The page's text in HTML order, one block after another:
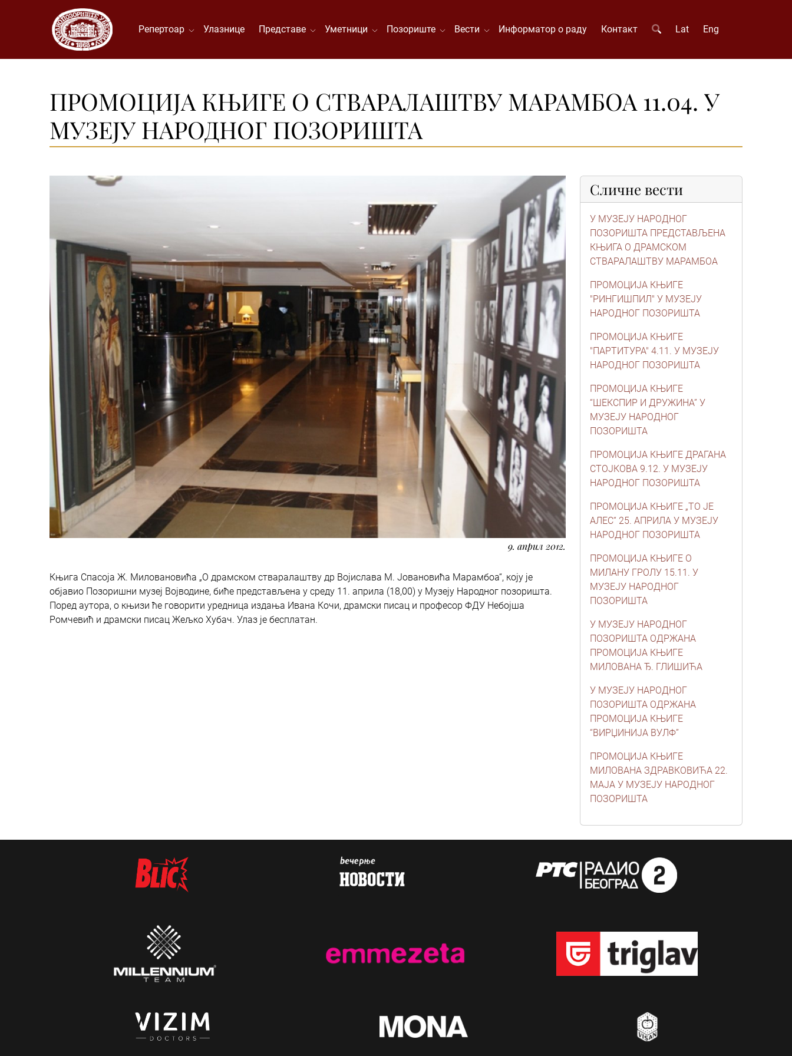
Репертоар Улазнице Представе Уметници Позориште Вести Информатор о раду Контакт Lat Eng
ПРОМОЦИЈА КЊИГЕ О СТВАРАЛАШТВУ МАРАМБОА 11.04. У
МУЗЕЈУ НАРОДНОГ ПОЗОРИШТА
9. април 2012.
Књига Спасоја Ж. Миловановића „О драмском стваралаштву др Војислава М. Јовановића Марамбоа“, коју је
објавио Позоришни музеј Војводине, биће представљена у среду 11. априла (18,00) у Музеју Народног позоришта.
Поред аутора, о књизи ће говорити уредница издања Ивана Кочи, драмски писац и професор ФДУ Небојша
Ромчевић и драмски писац Жељко Хубач. Улаз је бесплатан.
Сличне вести
У МУЗЕЈУ НАРОДНОГ
ПОЗОРИШТА ПРЕДСТАВЉЕНА
КЊИГА О ДРАМСКОМ
СТВАРАЛАШТВУ МАРАМБОА
ПРОМОЦИЈА КЊИГЕ
"РИНГИШПИЛ" У МУЗЕЈУ
НАРОДНОГ ПОЗОРИШТА
ПРОМОЦИЈА КЊИГЕ
"ПАРТИТУРА" 4.11. У МУЗЕЈУ
НАРОДНОГ ПОЗОРИШТА
ПРОМОЦИЈА КЊИГЕ
“ШЕКСПИР И ДРУЖИНА” У
МУЗЕЈУ НАРОДНОГ
ПОЗОРИШТА
ПРОМОЦИЈА КЊИГЕ ДРАГАНА
СТОЈКОВА 9.12. У МУЗЕЈУ
НАРОДНОГ ПОЗОРИШТА
ПРОМОЦИЈА КЊИГЕ „ТО ЈЕ
АЛЕС“ 25. АПРИЛА У МУЗЕЈУ
НАРОДНОГ ПОЗОРИШТА
ПРОМОЦИЈА КЊИГЕ О
МИЛАНУ ГРОЛУ 15.11. У
МУЗЕЈУ НАРОДНОГ
ПОЗОРИШТА
У МУЗЕЈУ НАРОДНОГ
ПОЗОРИШТА ОДРЖАНА
ПРОМОЦИЈА КЊИГЕ
МИЛОВАНА Ђ. ГЛИШИЋА
У МУЗЕЈУ НАРОДНОГ
ПОЗОРИШТА ОДРЖАНА
ПРОМОЦИЈА КЊИГЕ
“ВИРЏИНИЈА ВУЛФ”
ПРОМОЦИЈА КЊИГЕ
МИЛОВАНА ЗДРАВКОВИЋА 22.
МАЈА У МУЗЕЈУ НАРОДНОГ
ПОЗОРИШТА